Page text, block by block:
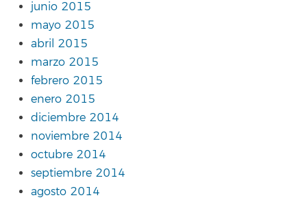
junio 2015
mayo 2015
abril 2015
marzo 2015
febrero 2015
enero 2015
diciembre 2014
noviembre 2014
octubre 2014
septiembre 2014
agosto 2014